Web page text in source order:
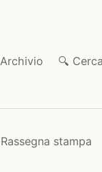
Archivio
🔍
Rassegna stampa